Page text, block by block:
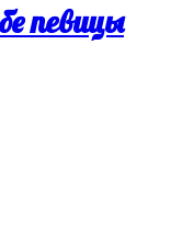
певицы